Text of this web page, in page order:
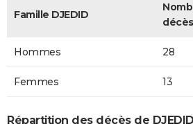
Famille DJEDID
décès
Hommes 28
Femmes 13
Répartition des décès de